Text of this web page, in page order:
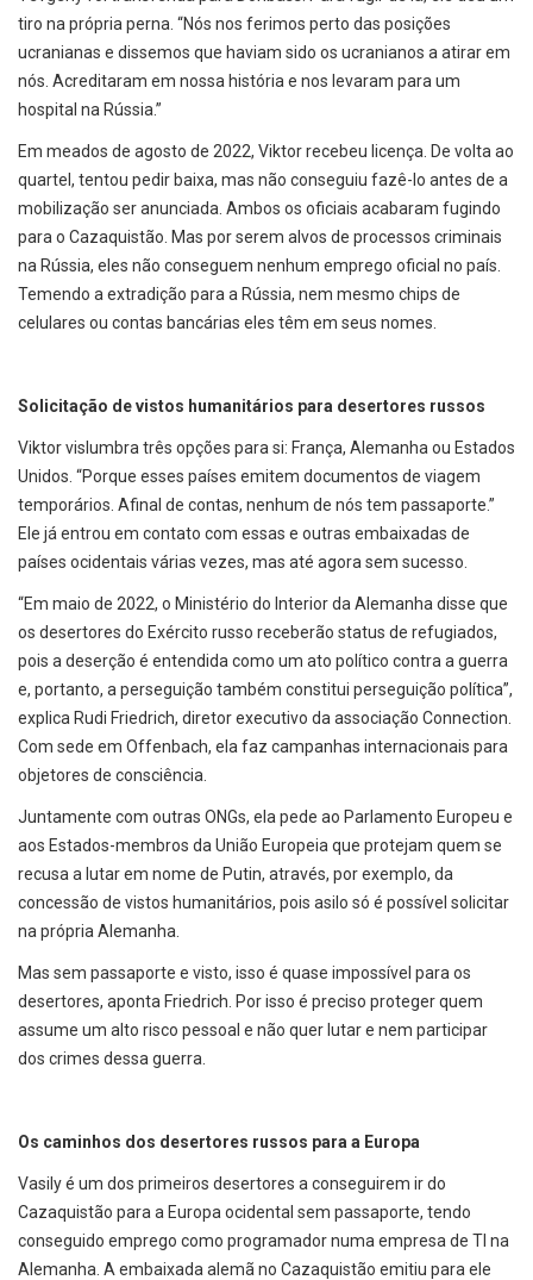
tiro na própria perna. “Nós nos ferimos perto das posições
ucranianas e dissemos que haviam sido os ucranianos a atirar em
nós. Acreditaram em nossa história e nos levaram para um
hospital na Rússia.”
Em meados de agosto de 2022, Viktor recebeu licença. De volta ao
quartel, tentou pedir baixa, mas não conseguiu fazê-lo antes de a
mobilização ser anunciada. Ambos os oficiais acabaram fugindo
para o Cazaquistão. Mas por serem alvos de processos criminais
na Rússia, eles não conseguem nenhum emprego oficial no país.
Temendo a extradição para a Rússia, nem mesmo chips de
celulares ou contas bancárias eles têm em seus nomes.
Solicitação de vistos humanitários para desertores russos
Viktor vislumbra três opções para si: França, Alemanha ou Estados
Unidos. “Porque esses países emitem documentos de viagem
temporários. Afinal de contas, nenhum de nós tem passaporte.”
Ele já entrou em contato com essas e outras embaixadas de
países ocidentais várias vezes, mas até agora sem sucesso.
“Em maio de 2022, o Ministério do Interior da Alemanha disse que
os desertores do Exército russo receberão status de refugiados,
pois a deserção é entendida como um ato político contra a guerra
e, portanto, a perseguição também constitui perseguição política”,
explica Rudi Friedrich, diretor executivo da associação Connection.
Com sede em Offenbach, ela faz campanhas internacionais para
objetores de consciência.
Juntamente com outras ONGs, ela pede ao Parlamento Europeu e
aos Estados-membros da União Europeia que protejam quem se
recusa a lutar em nome de Putin, através, por exemplo, da
concessão de vistos humanitários, pois asilo só é possível solicitar
na própria Alemanha.
Mas sem passaporte e visto, isso é quase impossível para os
desertores, aponta Friedrich. Por isso é preciso proteger quem
assume um alto risco pessoal e não quer lutar e nem participar
dos crimes dessa guerra.
Os caminhos dos desertores russos para a Europa
Vasily é um dos primeiros desertores a conseguirem ir do
Cazaquistão para a Europa ocidental sem passaporte, tendo
conseguido emprego como programador numa empresa de TI na
Alemanha. A embaixada alemã no Cazaquistão emitiu para ele